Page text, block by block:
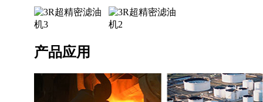
产品应用